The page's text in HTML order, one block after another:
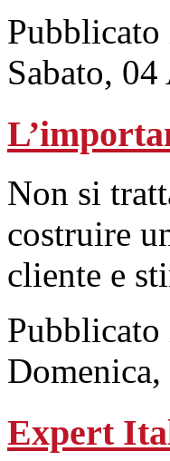
Pubblicato
Sabato,
Non si
costruire
cliente e
Pubblicato
Expert